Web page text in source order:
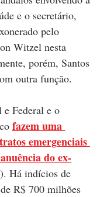
e o secretário,
pelo
Witzel nesta
porém, Santos
outra função.
Federal e o
fazem uma
emergenciais
do ex-
). Há indícios de
R$ 700 milhões